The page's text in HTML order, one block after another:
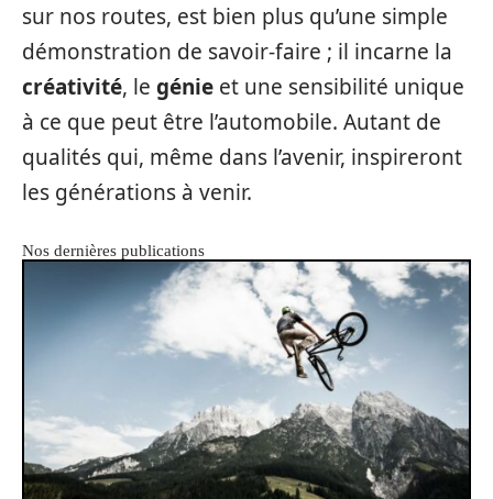
sur nos routes, est bien plus qu’une simple
démonstration de savoir-faire ; il incarne la
créativité, le génie et une sensibilité unique
à ce que peut être l’automobile. Autant de
qualités qui, même dans l’avenir, inspireront
les générations à venir.
Nos dernières publications